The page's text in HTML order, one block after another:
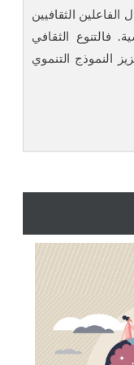
الثقافيين
فالتنوع الثقافي
النموذج التنموي